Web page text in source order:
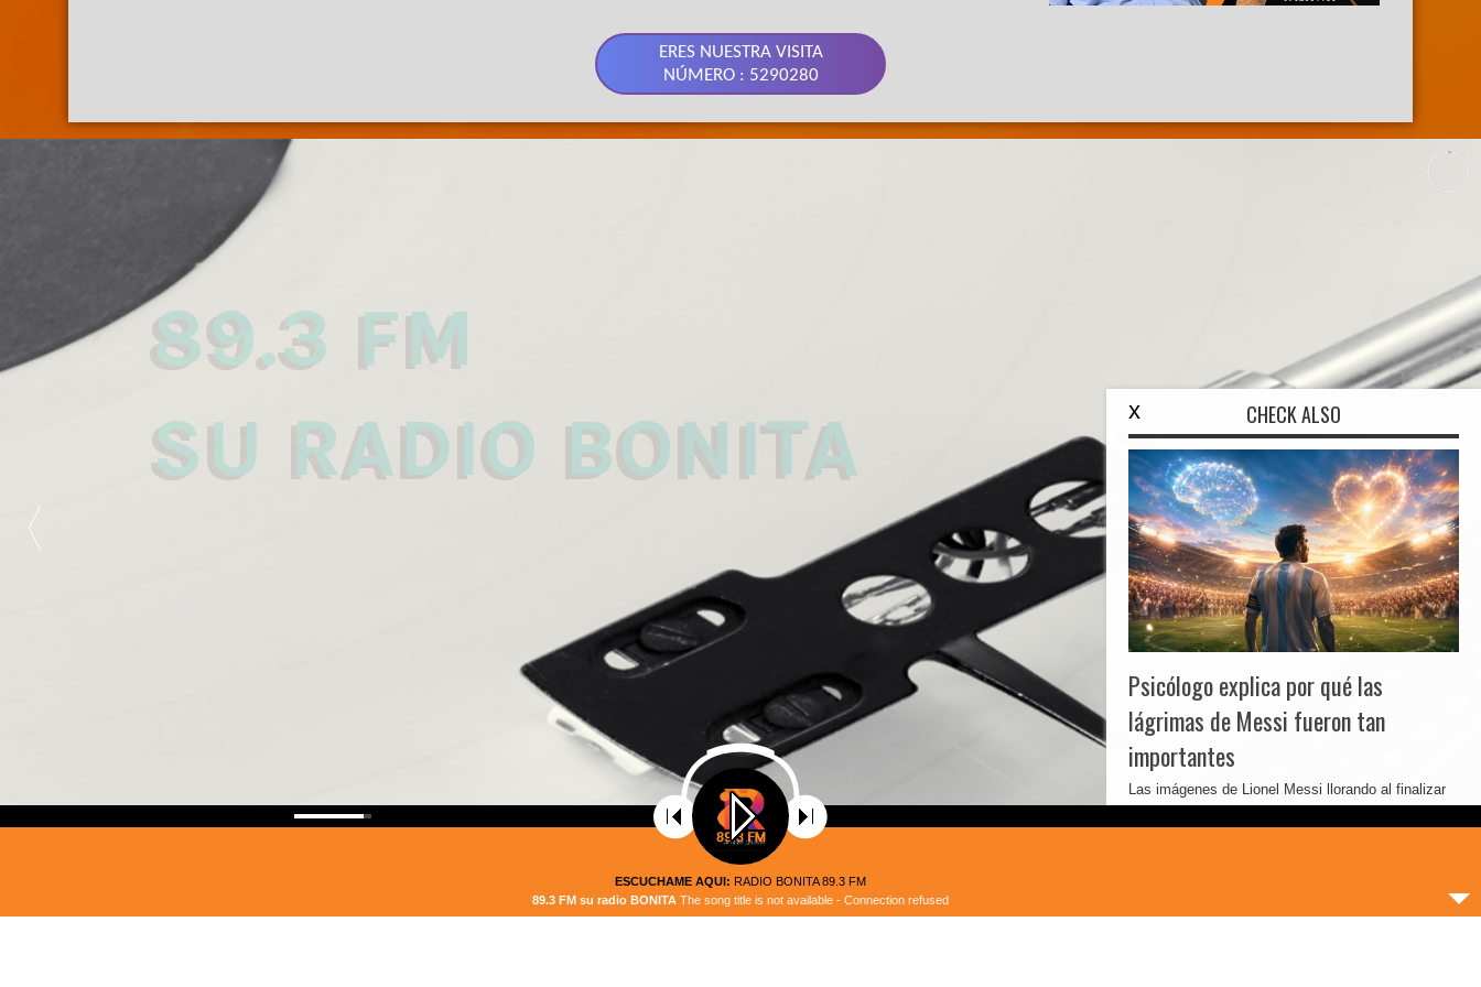
ERES NUESTRA VISITA
NÚMERO : 5290280
89.3 FM
SU RADIO BONITA
x CHECK ALSO
Psicólogo explica por qué las
lágrimas de Messi fueron tan
importantes
Las imágenes de Lionel Messi llorando al finalizar
89.3 FM su radio BONITA The song title is not available - Connection refused
ESCUCHAME AQUI: RADIO BONITA 89.3 FM